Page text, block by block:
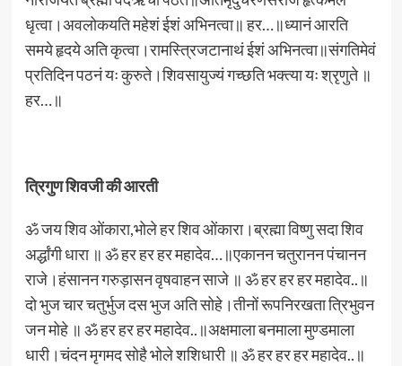
धृत्वा।अवलोकयति महेशं ईशं अभिनत्वा॥ हर…॥ध्यानं आरति
समये हृदये अति कृत्वा।रामस्त्रिजटानाथं ईशं अभिनत्वा॥संगतिमेवं
प्रतिदिन पठनं यः कुरुते।शिवसायुज्यं गच्छति भक्त्या यः श्रृणुते ॥
हर…॥
त्रिगुण शिवजी की आरती
ॐ जय शिव ओंकारा,भोले हर शिव ओंकारा।ब्रह्मा विष्णु सदा शिव
अर्द्धांगी धारा ॥ ॐ हर हर हर महादेव…॥एकानन चतुरानन पंचानन
राजे।हंसानन गरुड़ासन वृषवाहन साजे ॥ ॐ हर हर हर महादेव..॥
दो भुज चार चतुर्भुज दस भुज अति सोहे।तीनों रूपनिरखता त्रिभुवन
जन मोहे ॥ ॐ हर हर हर महादेव..॥अक्षमाला बनमाला मुण्डमाला
धारी।चंदन मृगमद सोहै भोले शशिधारी ॥ ॐ हर हर हर महादेव..॥